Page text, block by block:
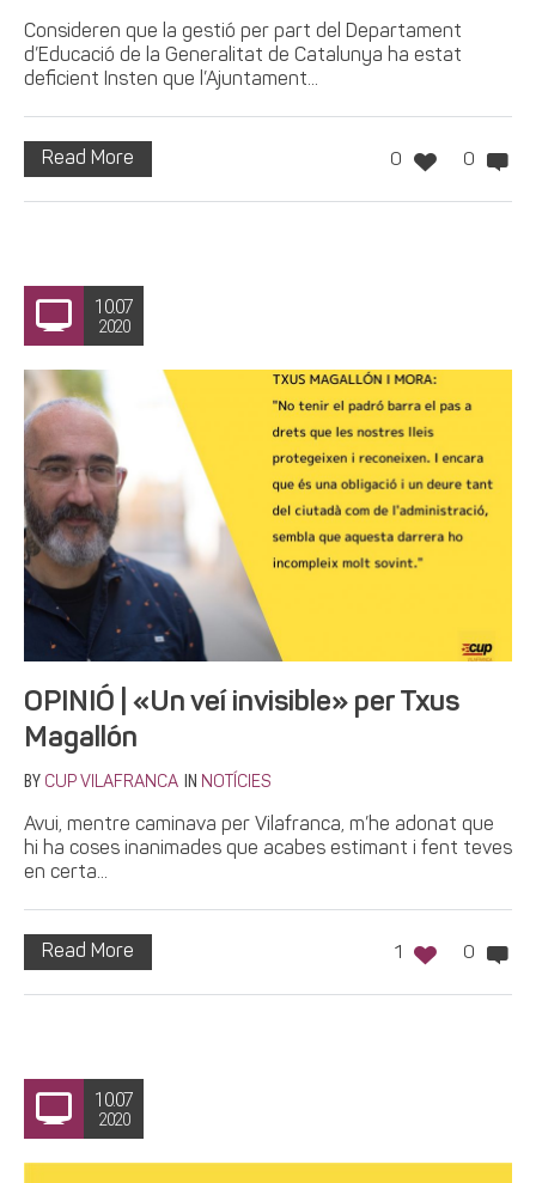
Consideren que la gestió per part del Departament
d’Educació de la Generalitat de Catalunya ha estat
deficient Insten que l’Ajuntament...
0 0
Read More
10.07
2020
OPINIÓ | «Un veí invisible» per Txus
Magallón
BY CUP VILAFRANCA IN NOTÍCIES
Avui, mentre caminava per Vilafranca, m’he adonat que
hi ha coses inanimades que acabes estimant i fent teves
en certa...
1 0
Read More
10.07
2020